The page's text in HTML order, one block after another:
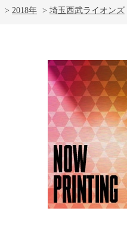
> 2018年 > 埼玉西武ライオンズ